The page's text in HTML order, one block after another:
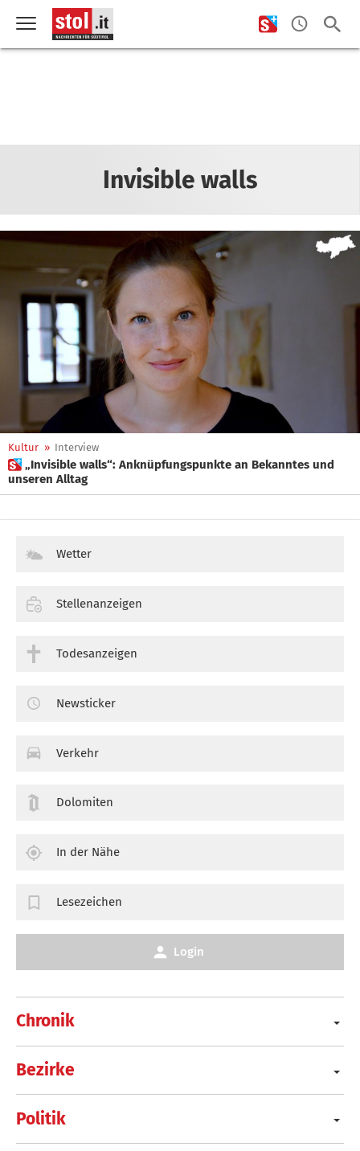
Invisible walls
Kultur » Interview
 „Invisible walls“: Anknüpfungspunkte an Bekanntes und
unseren Alltag
Chronik
Bezirke
Politik
Wetter
Stellenanzeigen
Todesanzeigen
Newsticker
Verkehr
Dolomiten
In der Nähe
Lesezeichen
Login